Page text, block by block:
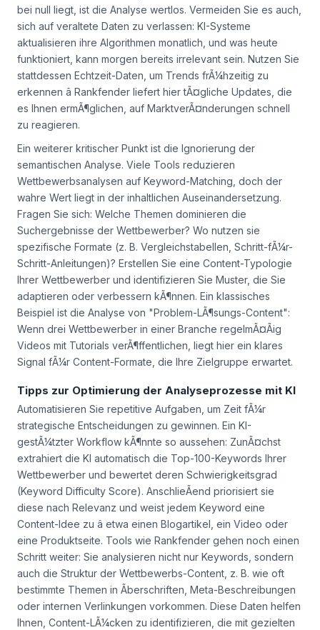
bei null liegt, ist die Analyse wertlos. Vermeiden Sie es auch,
sich auf veraltete Daten zu verlassen: KI-Systeme
aktualisieren ihre Algorithmen monatlich, und was heute
funktioniert, kann morgen bereits irrelevant sein. Nutzen Sie
stattdessen Echtzeit-Daten, um Trends frÃ¼hzeitig zu
erkennen â Rankfender liefert hier tÃ¤gliche Updates, die
es Ihnen ermÃ¶glichen, auf MarktverÃ¤nderungen schnell
zu reagieren.
Ein weiterer kritischer Punkt ist die Ignorierung der
semantischen Analyse. Viele Tools reduzieren
Wettbewerbsanalysen auf Keyword-Matching, doch der
wahre Wert liegt in der inhaltlichen Auseinandersetzung.
Fragen Sie sich: Welche Themen dominieren die
Suchergebnisse der Wettbewerber? Wo nutzen sie
spezifische Formate (z. B. Vergleichstabellen, Schritt-fÃ¼r-
Schritt-Anleitungen)? Erstellen Sie eine Content-Typologie
Ihrer Wettbewerber und identifizieren Sie Muster, die Sie
adaptieren oder verbessern kÃ¶nnen. Ein klassisches
Beispiel ist die Analyse von "Problem-LÃ¶sungs-Content":
Wenn drei Wettbewerber in einer Branche regelmÃ¤Ãig
Videos mit Tutorials verÃ¶ffentlichen, liegt hier ein klares
Signal fÃ¼r Content-Formate, die Ihre Zielgruppe erwartet.
Tipps zur Optimierung der Analyseprozesse mit KI
Automatisieren Sie repetitive Aufgaben, um Zeit fÃ¼r
strategische Entscheidungen zu gewinnen. Ein KI-
gestÃ¼tzter Workflow kÃ¶nnte so aussehen: ZunÃ¤chst
extrahiert die KI automatisch die Top-100-Keywords Ihrer
Wettbewerber und bewertet deren Schwierigkeitsgrad
(Keyword Difficulty Score). AnschlieÃend priorisiert sie
diese nach Relevanz und weist jedem Keyword eine
Content-Idee zu â etwa einen Blogartikel, ein Video oder
eine Produktseite. Tools wie Rankfender gehen noch einen
Schritt weiter: Sie analysieren nicht nur Keywords, sondern
auch die Struktur der Wettbewerbs-Content, z. B. wie oft
bestimmte Themen in Ãberschriften, Meta-Beschreibungen
oder internen Verlinkungen vorkommen. Diese Daten helfen
Ihnen, Content-LÃ¼cken zu identifizieren, die mit gezielten